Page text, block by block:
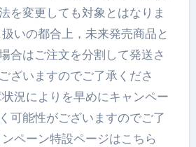
を変更しても対象とはなりま
いの都合上，未来発売商品と
合はご注文を分割して発送さ
ざいますのでご了承くださ
況によりを早めにキャンペー
可能性がございますのでご了
ペーン特設ページはこちら